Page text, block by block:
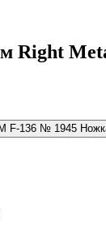
Right